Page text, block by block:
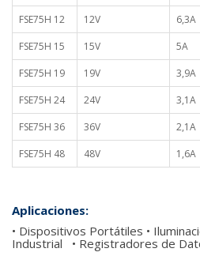
FSE75H 12
12V 6,3A
FSE75H 15
15V 5A
FSE75H 19
19V 3,9A
FSE75H 24
24V 3,1A
FSE75H 36
36V 2,1A
FSE75H 48
48V 1,6A
Aplicaciones:
• Dispositivos Portátiles •
Industrial • Registradores de